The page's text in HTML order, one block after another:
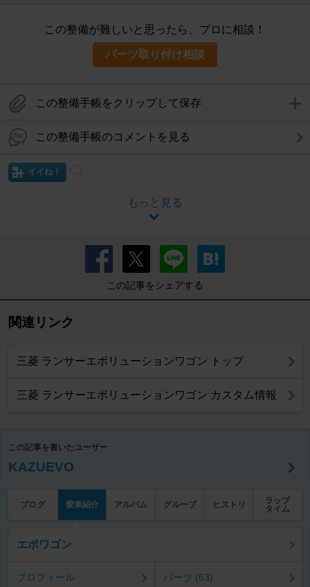
この整備が難しいと思ったら、プロに相談！
パーツ取り付け相談
この整備手帳をクリップして保存
この整備手帳のコメントを見る
イイね！
もっと見る
この記事をシェアする
関連リンク
三菱 ランサーエボリューションワゴン トップ
三菱 ランサーエボリューションワゴン カスタム情報
この記事を書いたユーザー
KAZUEVO
ブログ 愛車紹介 アルバム グループ ヒストリ
ラップ
タイム
エボワゴン
プロフィール パーツ (63)